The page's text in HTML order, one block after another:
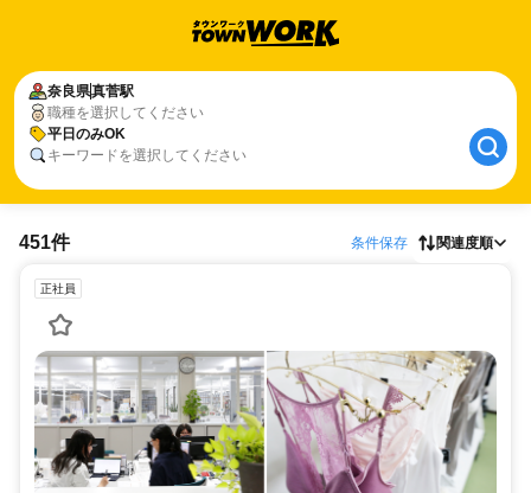
奈良県真菅駅
職種を選択してください
平日のみOK
キーワードを選択してください
451件 条件保存 関連度順
正社員